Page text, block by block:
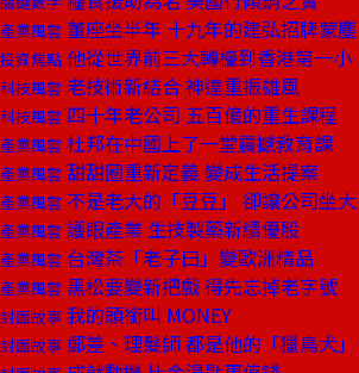
產業風雲 董座坐半年 十九年的建弘招牌蒙塵
投資焦點 他從世界前三大轉檯到香港第一小
科技風雲 老技術新結合 神達重振雄風
科技風雲 四十年老公司 五百億的重生課程
產業風雲 杜邦在中國上了一堂震撼教育課
產業風雲 甜甜圈重新定義 變成生活提案
產業風雲 不是老大的「豆豆」 卻讓公司坐大
產業風雲 護眼產業 生技製藥新績優股
產業風雲 台灣茶「老子曰」變歐洲精品
產業風雲 黑松要變新把戲 得先忘掉老字號
封面故事 我的頭銜叫 MONEY
封面故事 郵差、理髮師 都是他的「獵鳥犬」